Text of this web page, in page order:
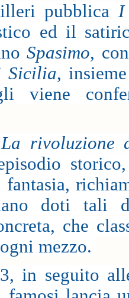
pubblicaI
ed il
Spasimo,
Sicilia,
viene
La rivoluzione
doti tali
che
mezzo.
in seguito